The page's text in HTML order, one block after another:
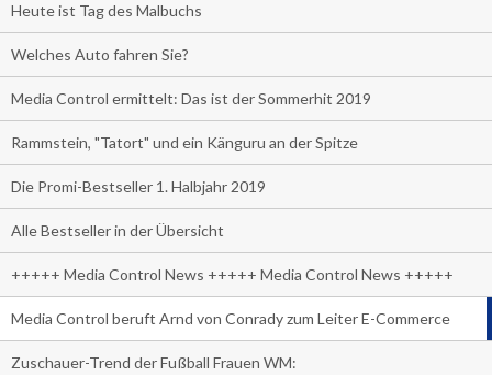
Heute ist Tag des Malbuchs
Welches Auto fahren Sie?
Media Control ermittelt: Das ist der Sommerhit 2019
Rammstein, "Tatort" und ein Känguru an der Spitze
Die Promi-Bestseller 1. Halbjahr 2019
Alle Bestseller in der Übersicht
+++++ Media Control News +++++ Media Control News +++++
Media Control beruft Arnd von Conrady zum Leiter E-Commerce
Zuschauer-Trend der Fußball Frauen WM: